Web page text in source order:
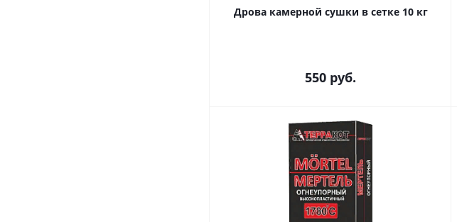
Дрова камерной сушки в сетке 10 кг
550 руб.